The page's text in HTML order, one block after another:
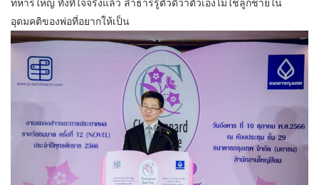
ทหารใหญ่ ทั้งที่ใจจริงแล้ว ลำธารรู้ตัวดีว่าตัวเองไม่ใช่ลูกชายใน
อุดมคติของพ่อที่อยากให้เป็น